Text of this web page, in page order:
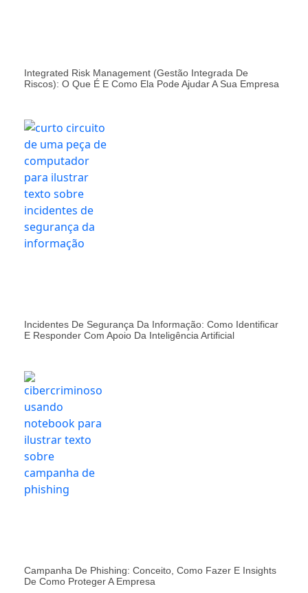
Integrated Risk Management (Gestão Integrada De
Riscos): O Que É E Como Ela Pode Ajudar A Sua Empresa
Incidentes De Segurança Da Informação: Como Identificar
E Responder Com Apoio Da Inteligência Artificial
Campanha De Phishing: Conceito, Como Fazer E Insights
De Como Proteger A Empresa